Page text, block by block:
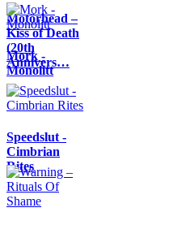
Motörhead –
Kiss of Death
(20th
Annivers…
Mork -
Monolitt
Speedslut -
Cimbrian
Rites